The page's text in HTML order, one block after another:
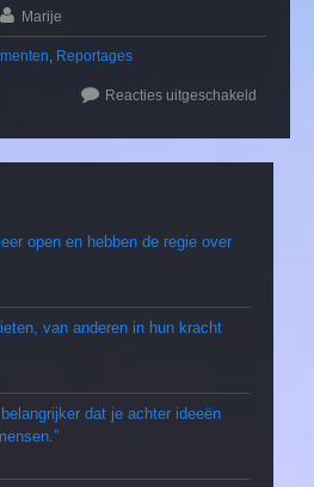
Marije
Reportages
Reacties uitgeschakeld
open en hebben de regie over
van anderen in hun kracht
dat je achter ideeën